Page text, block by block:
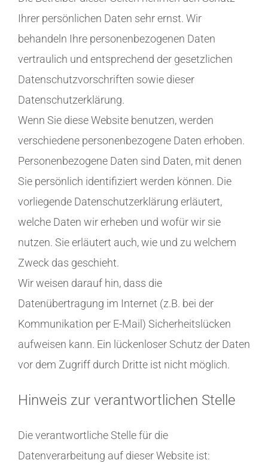
Ihrer persönlichen Daten sehr ernst. Wir
behandeln Ihre personenbezogenen Daten
vertraulich und entsprechend der gesetzlichen
Datenschutzvorschriften sowie dieser
Datenschutzerklärung.
Wenn Sie diese Website benutzen, werden
verschiedene personenbezogene Daten erhoben.
Personenbezogene Daten sind Daten, mit denen
Sie persönlich identifiziert werden können. Die
vorliegende Datenschutzerklärung erläutert,
welche Daten wir erheben und wofür wir sie
nutzen. Sie erläutert auch, wie und zu welchem
Zweck das geschieht.
Wir weisen darauf hin, dass die
Datenübertragung im Internet (z.B. bei der
Kommunikation per E-Mail) Sicherheitslücken
aufweisen kann. Ein lückenloser Schutz der Daten
vor dem Zugriff durch Dritte ist nicht möglich.
Hinweis zur verantwortlichen Stelle
Die verantwortliche Stelle für die
Datenverarbeitung auf dieser Website ist: